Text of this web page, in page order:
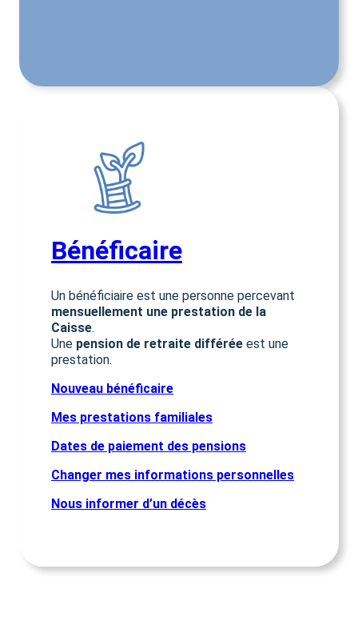
Bénéficaire
Un bénéficiaire est une personne percevant
mensuellement une prestation de la
Caisse.
Une pension de retraite différée est une
prestation.
Nouveau bénéficaire
Mes prestations familiales
Dates de paiement des pensions
Changer mes informations personnelles
Nous informer d’un décès